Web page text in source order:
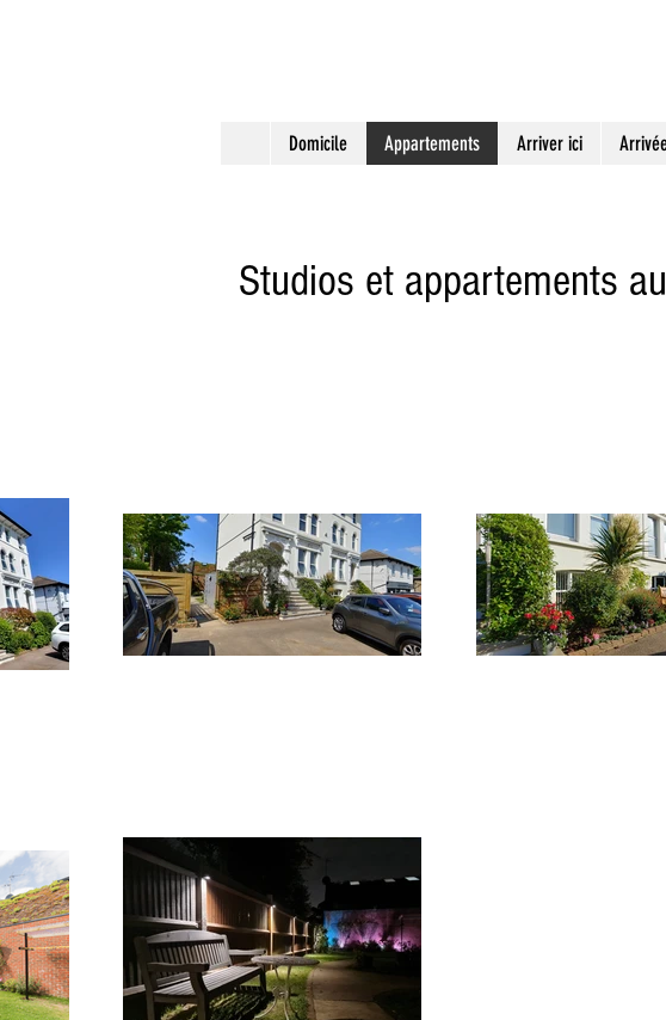
Domicile Appartements Arriver ici
Studios et appartements